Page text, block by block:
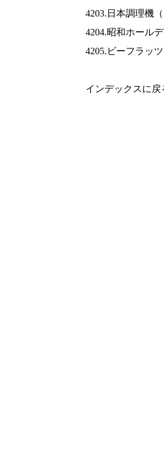
4203.日本調理機（
4204.昭和ホール
4205.ビーフラッ
インデックスに戻